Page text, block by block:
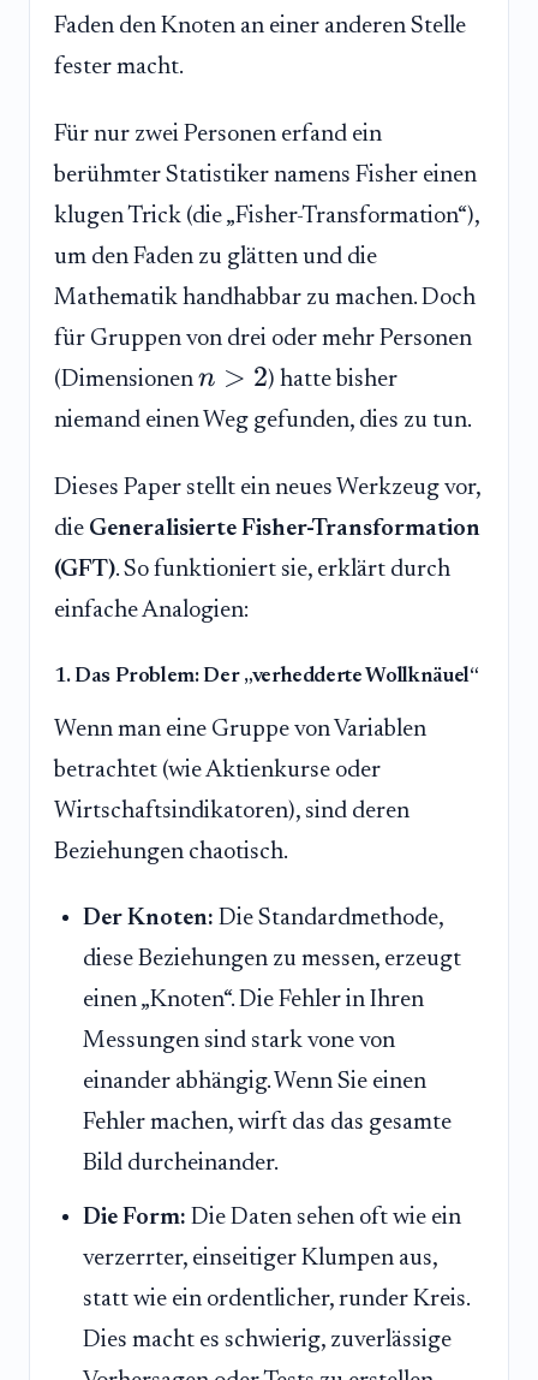
Faden den Knoten an einer anderen Stelle
fester macht.
Für nur zwei Personen erfand ein
berühmter Statistiker namens Fisher einen
klugen Trick (die „Fisher-Transformation“),
um den Faden zu glätten und die
Mathematik handhabbar zu machen. Doch
für Gruppen von drei oder mehr Personen
(Dimensionen n > 2) hatte bisher
niemand einen Weg gefunden, dies zu tun.
Dieses Paper stellt ein neues Werkzeug vor,
die Generalisierte Fisher-Transformation
(GFT). So funktioniert sie, erklärt durch
einfache Analogien:
1. Das Problem: Der „verhedderte Wollknäuel“
Wenn man eine Gruppe von Variablen
betrachtet (wie Aktienkurse oder
Wirtschaftsindikatoren), sind deren
Beziehungen chaotisch.
Der Knoten: Die Standardmethode,
diese Beziehungen zu messen, erzeugt
einen „Knoten“. Die Fehler in Ihren
Messungen sind stark vone von
einander abhängig. Wenn Sie einen
Fehler machen, wirft das das gesamte
Bild durcheinander.
Die Form: Die Daten sehen oft wie ein
verzerrter, einseitiger Klumpen aus,
statt wie ein ordentlicher, runder Kreis.
Dies macht es schwierig, zuverlässige